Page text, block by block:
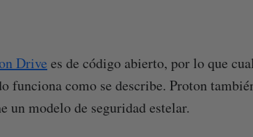
Drive es de código abierto, por lo que
funciona como se describe. Proton
un modelo de seguridad estelar.